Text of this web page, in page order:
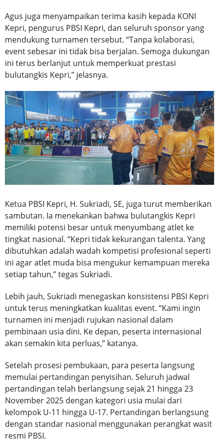
Agus juga menyampaikan terima kasih kepada KONI
Kepri, pengurus PBSI Kepri, dan seluruh sponsor yang
mendukung turnamen tersebut. “Tanpa kolaborasi,
event sebesar ini tidak bisa berjalan. Semoga dukungan
ini terus berlanjut untuk memperkuat prestasi
bulutangkis Kepri,” jelasnya.
Ketua PBSI Kepri, H. Sukriadi, SE, juga turut memberikan
sambutan. Ia menekankan bahwa bulutangkis Kepri
memiliki potensi besar untuk menyumbang atlet ke
tingkat nasional. “Kepri tidak kekurangan talenta. Yang
dibutuhkan adalah wadah kompetisi profesional seperti
ini agar atlet muda bisa mengukur kemampuan mereka
setiap tahun,” tegas Sukriadi.
Lebih jauh, Sukriadi menegaskan konsistensi PBSI Kepri
untuk terus meningkatkan kualitas event. “Kami ingin
turnamen ini menjadi rujukan nasional dalam
pembinaan usia dini. Ke depan, peserta internasional
akan semakin kita perluas,” katanya.
Setelah prosesi pembukaan, para peserta langsung
memulai pertandingan penyisihan. Seluruh jadwal
pertandingan telah berlangsung sejak 21 hingga 23
November 2025 dengan kategori usia mulai dari
kelompok U-11 hingga U-17. Pertandingan berlangsung
dengan standar nasional menggunakan perangkat wasit
resmi PBSI.